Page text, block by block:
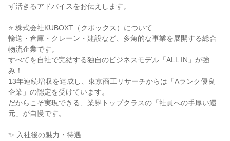
ず活きるアドバイスをお伝えします。
⭐ 株式会社KUBOXT（クボックス）について
輸送・倉庫・クレーン・建設など、多角的な事業を展開する総合
物流企業です。
すべてを自社で完結する独自のビジネスモデル「ALL IN」が強
み！
13年連続増収を達成し、東京商工リサーチからは「Aランク優良
企業」の認定を受けています。
だからこそ実現できる、業界トップクラスの「社員への手厚い還
元」が自慢です。
✨ 入社後の魅力・待遇